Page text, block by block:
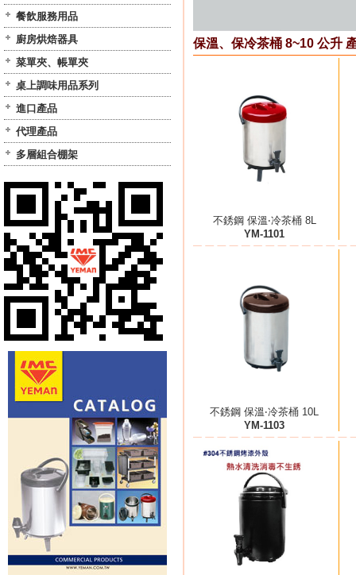
餐飲服務用品
廚房烘焙器具
菜單夾、帳單夾
桌上調味用品系列
進口產品
代理產品
多層組合棚架
保溫、保冷茶桶 8~10 公升
不銹鋼 保溫‧冷茶桶 8L
YM-1101
不銹鋼 保溫‧冷茶桶 10L
YM-1103